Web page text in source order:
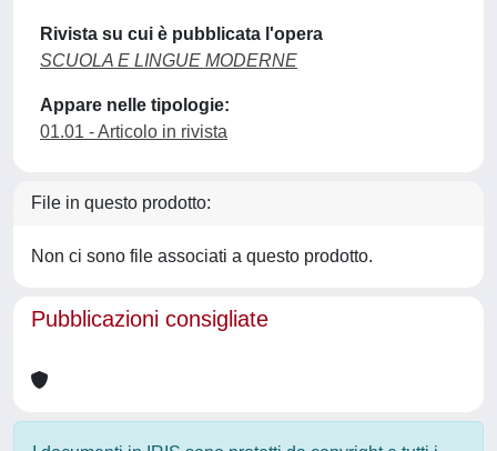
Rivista su cui è pubblicata l'opera
SCUOLA E LINGUE MODERNE
Appare nelle tipologie:
01.01 - Articolo in rivista
File in questo prodotto:
Non ci sono file associati a questo prodotto.
Pubblicazioni consigliate